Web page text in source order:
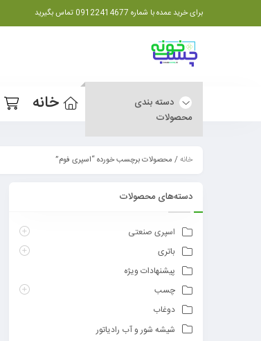
برای خرید عمده با شماره 09122414677 تماس بگیرید
دسته بندی
محصولات
خانه
خانه/ محصولات برچسب خورده “اسپری فوم”
دسته‌های محصولات
اسپری صنعتی
باتری
پیشنهادات ویژه
چسب
دوغاب
شیشه شور و آب رادیاتور